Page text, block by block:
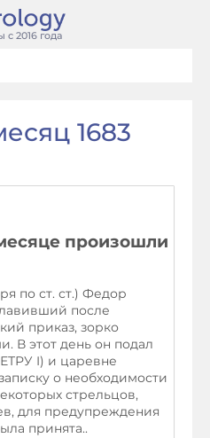
2016 года
1683
произошли
по ст. ст.) Федор
после
приказ, зорко
В этот день он подал
I) и царевне
о необходимости
стрельцов,
для предупреждения
принята..